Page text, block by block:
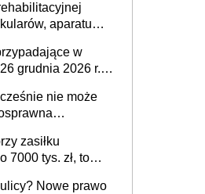
aparatu
w
grudnia 2026 r.) –
i administracja
nie może
zasiłku
7000 tys. zł, to
Nowe prawo